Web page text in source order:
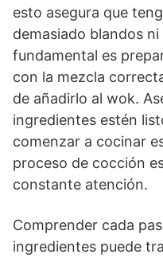
esto asegura que
demasiado blandos
fundamental es
con la mezcla
de añadirlo al wok.
ingredientes estén
comenzar a cocinar
proceso de cocción
constante atención.
Comprender cada
ingredientes puede